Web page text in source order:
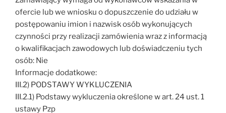
ofercie lub we wniosku o dopuszczenie do udziału w
postępowaniu imion i nazwisk osób wykonujących
czynności przy realizacji zamówienia wraz z informacją
o kwalifikacjach zawodowych lub doświadczeniu tych
osób: Nie
Informacje dodatkowe:
III.2) PODSTAWY WYKLUCZENIA
III.2.1) Podstawy wykluczenia określone w art. 24 ust. 1
ustawy Pzp